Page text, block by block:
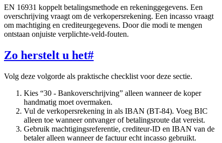
EN 16931 koppelt betalingsmethode en rekeninggegevens. Een
overschrijving vraagt om de verkopersrekening. Een incasso vraagt
om machtiging en crediteurgegevens. Door die modi te mengen
ontstaan onjuiste verplichte-veld-fouten.
Zo herstelt u het#
Volg deze volgorde als praktische checklist voor deze sectie.
Kies “30 - Bankoverschrijving” alleen wanneer de koper
handmatig moet overmaken.
Vul de verkopersrekening in als IBAN (BT-84). Voeg BIC
alleen toe wanneer ontvanger of betalingsroute dat vereist.
Gebruik machtigingsreferentie, crediteur-ID en IBAN van de
betaler alleen wanneer de factuur echt incasso gebruikt.